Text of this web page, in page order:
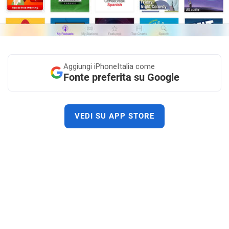
Aggiungi iPhoneItalia come
Fonte preferita su Google
VEDI SU APP STORE